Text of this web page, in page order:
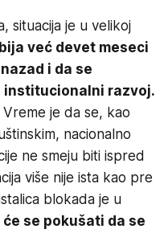
situacija je u velikoj
već devet meseci
i da se
institucionalni razvoj.
je da se, kao
nacionalno
ne smeju biti ispred
više nije ista kao pre
blokada je u
se pokušati da se